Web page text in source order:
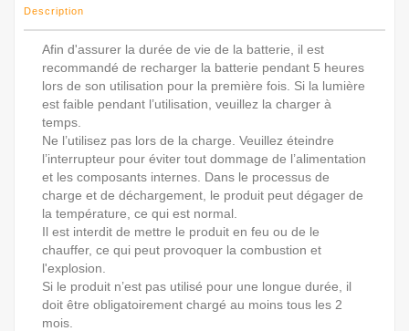
Description
Afin d'assurer la durée de vie de la batterie, il est
recommandé de recharger la batterie pendant 5 heures
lors de son utilisation pour la première fois. Si la lumière
est faible pendant l’utilisation, veuillez la charger à
temps.
Ne l’utilisez pas lors de la charge. Veuillez éteindre
l’interrupteur pour éviter tout dommage de l’alimentation
et les composants internes. Dans le processus de
charge et de déchargement, le produit peut dégager de
la température, ce qui est normal.
Il est interdit de mettre le produit en feu ou de le
chauffer, ce qui peut provoquer la combustion et
l'explosion.
Si le produit n’est pas utilisé pour une longue durée, il
doit être obligatoirement chargé au moins tous les 2
mois.